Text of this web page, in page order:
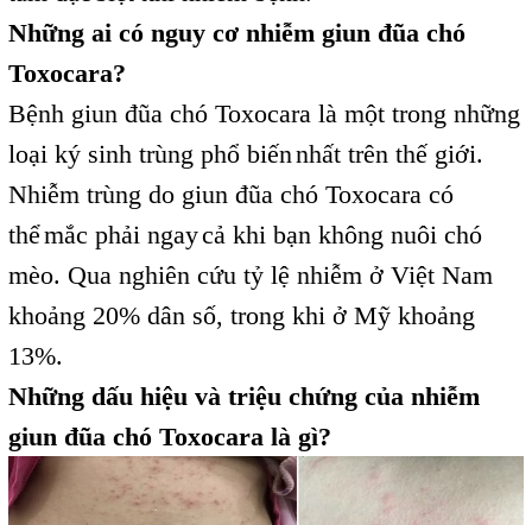
Những ai có nguy cơ nhiễm giun đũa chó
Toxocara?
Bệnh giun đũa chó Toxocara là một trong những
loại ký sinh trùng phổ biến,nhất trên thế giới.
Nhiễm trùng do giun đũa chó Toxocara có
thểmắc phải ngay,cả khi bạn không nuôi chó
mèo. Qua nghiên cứu tỷ lệ nhiễm ở Việt Nam
khoảng 20% dân số, trong khi ở Mỹ khoảng
13%.
Những dấu hiệu và triệu chứng của nhiễm
giun đũa chó Toxocara là gì?